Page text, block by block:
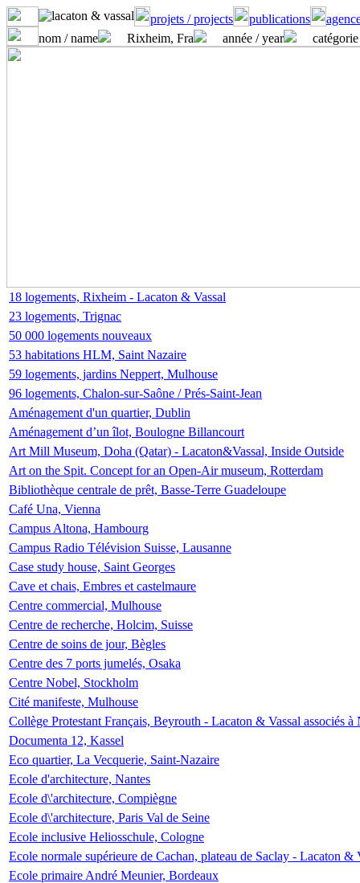
projets / projects publications
nom / name
Rixheim, Fra année / year
18 logements, Rixheim - Lacaton & Vassal
23 logements, Trignac
50 000 logements nouveaux
53 habitations HLM, Saint Nazaire
59 logements, jardins Neppert, Mulhouse
96 logements, Chalon-sur-Saône / Prés-Saint-Jean
Aménagement d'un quartier, Dublin
Aménagement d’un îlot, Boulogne Billancourt
Art Mill Museum, Doha (Qatar) - Lacaton&Vassal, Inside Outside
Art on the Spit. Concept for an Open-Air museum, Rotterdam
Bibliothèque centrale de prêt, Basse-Terre Guadeloupe
Café Una, Vienna
Campus Altona, Hambourg
Campus Radio Télévision Suisse, Lausanne
Case study house, Saint Georges
Cave et chais, Embres et castelmaure
Centre commercial, Mulhouse
Centre de recherche, Holcim, Suisse
Centre de soins de jour, Bègles
Centre des 7 ports jumelés, Osaka
Centre Nobel, Stockholm
Cité manifeste, Mulhouse
Collège Protestant Français, Beyrouth - Lacaton & Vassal associés
Documenta 12, Kassel
Eco quartier, La Vecquerie, Saint-Nazaire
Ecole d'architecture, Nantes
Ecole d\'architecture, Compiègne
Ecole d\'architecture, Paris Val de Seine
Ecole inclusive Heliosschule, Cologne
Ecole normale supérieure de Cachan, plateau de Saclay - Lacaton &
Ecole primaire André Meunier, Bordeaux